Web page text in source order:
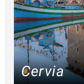
Cervia